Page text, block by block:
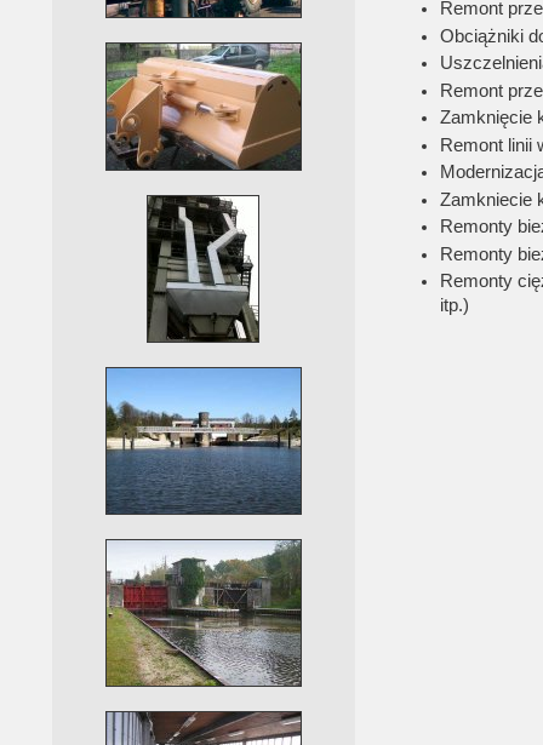
Remont
Obciążniki
Remont
Zamknięcie
Remont linii
Zamkniecie
Remonty
Remonty
Remonty
itp.)